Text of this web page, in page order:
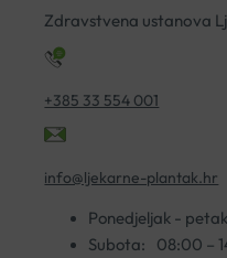
50ML
Zdravstvena ustanova
+385 33 554 001
info@ljekarne-plantak.hr
Ponedjeljak -
Subota:
08:00 –